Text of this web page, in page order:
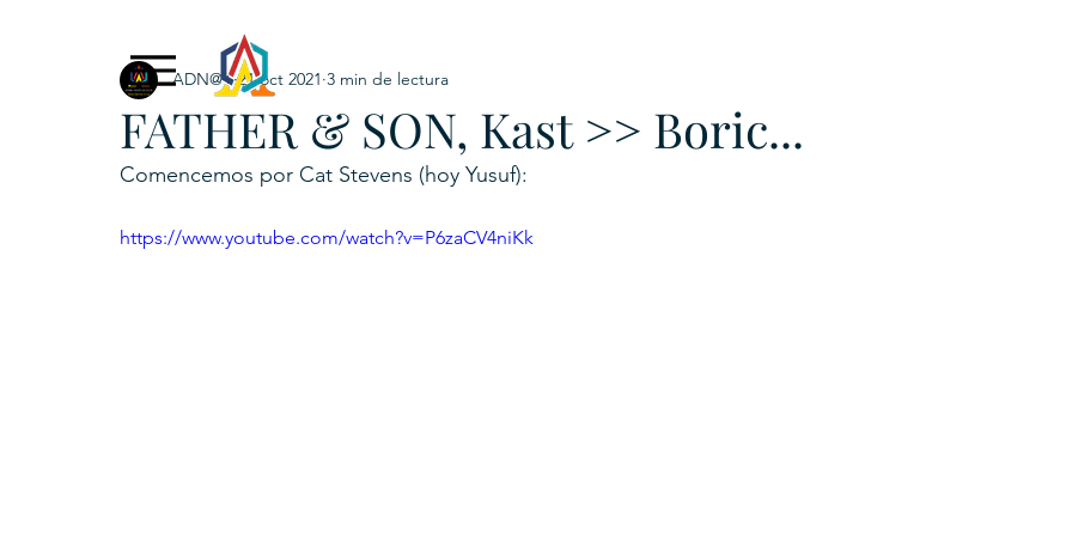
5. CSPINC.TECH 6. HEXAGON GROUP
Exclusive Content ADNPL IGRP LATAM2021
FATHER & SON, Kast >> Boric...
ADN@+ 21 oct 2021 3 min de lectura
Comencemos por Cat Stevens (hoy Yusuf):
https://www.youtube.com/watch?v=P6zaCV4niKk